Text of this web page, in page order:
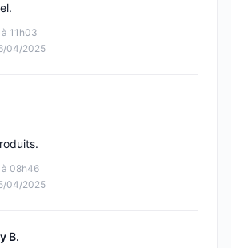
11h03
04/2025
08h46
04/2025
B.